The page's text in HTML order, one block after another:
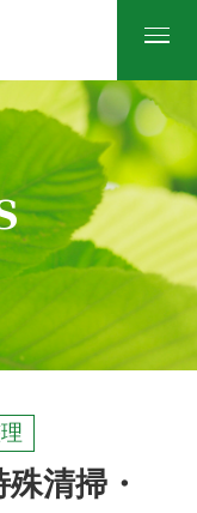
清掃・